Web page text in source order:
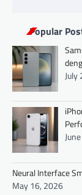
Popular
July
Neural Interface
May 16, 2026